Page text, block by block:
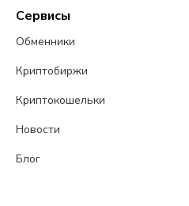
Сервисы
Обменники
Криптобиржи
Криптокошельки
Новости
Блог